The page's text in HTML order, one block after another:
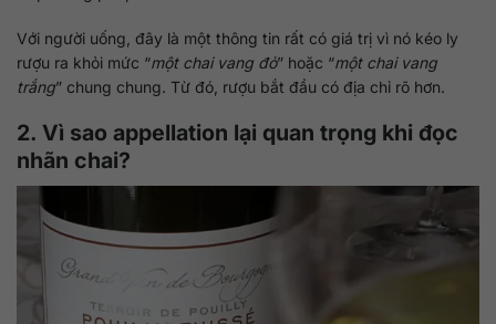
Với người uống, đây là một thông tin rất có giá trị vì nó kéo ly
rượu ra khỏi mức “một chai vang đỏ” hoặc “một chai vang
trắng” chung chung. Từ đó, rượu bắt đầu có địa chỉ rõ hơn.
2. Vì sao appellation lại quan trọng khi đọc
nhãn chai?